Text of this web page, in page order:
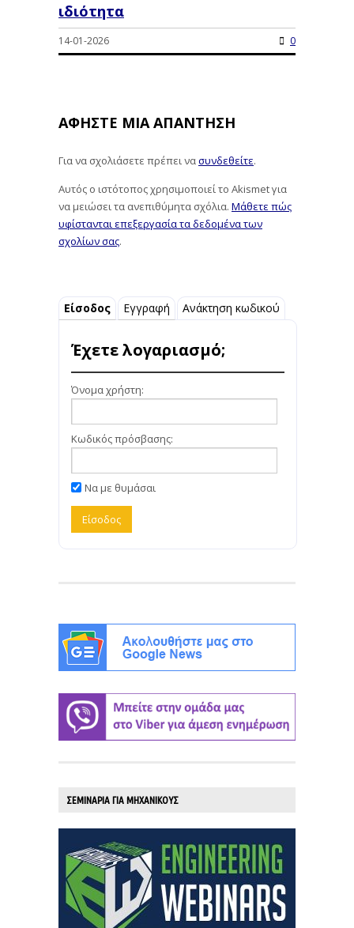
ιδιότητα
14-01-2026 0
ΑΦΉΣΤΕ ΜΙΑ ΑΠΆΝΤΗΣΗ
Για να σχολιάσετε πρέπει νασυνδεθείτε.
Αυτός ο ιστότοπος χρησιμοποιεί το Akismet για
να μειώσει τα ανεπιθύμητα σχόλια. Μάθετε πώς
υφίστανται επεξεργασία τα δεδομένα των
σχολίων σας.
Είσοδος Εγγραφή Ανάκτηση κωδικού
Έχετε λογαριασμό;
Όνομα χρήστη:
Κωδικός πρόσβασης:
Να με θυμάσαι
ΣΕΜΙΝΑΡΙΑ ΓΙΑ ΜΗΧΑΝΙΚΟΥΣ